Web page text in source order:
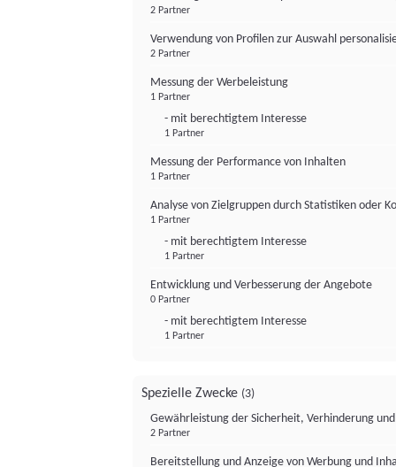
2 Partner
Verwendung von Profilen zur Auswahl
2 Partner
Messung der Werbeleistung
1 Partner
- mit berechtigtem Interesse
1 Partner
Messung der Performance von Inhalten
1 Partner
Analyse von Zielgruppen durch Statistiken oder
1 Partner
- mit berechtigtem Interesse
1 Partner
Entwicklung und Verbesserung der Angebote
0 Partner
- mit berechtigtem Interesse
1 Partner
Spezielle Zwecke (3)
Gewährleistung der Sicherheit, Verhinderung
2 Partner
Bereitstellung und Anzeige von Werbung und